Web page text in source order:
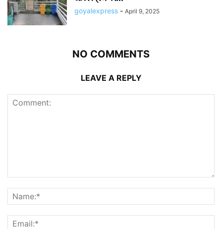
goyalexpress - April 9, 2025
NO COMMENTS
LEAVE A REPLY